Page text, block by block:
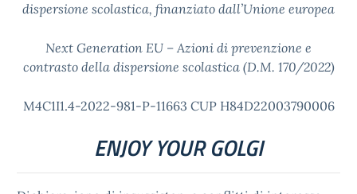
dispersione scolastica, finanziato dall’Unione europea
Next Generation EU – Azioni di prevenzione e
contrasto della dispersione scolastica (D.M. 170/2022)
M4C1I1.4-2022-981-P-11663 CUP H84D22003790006
ENJOY YOUR GOLGI